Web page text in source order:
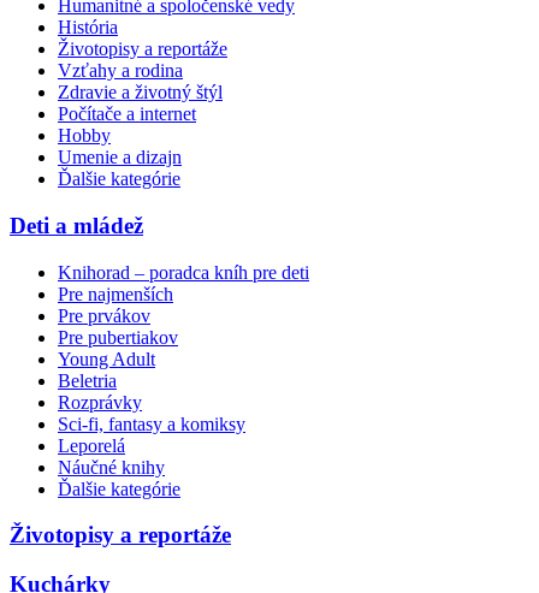
Humanitné a spoločenské vedy
História
Životopisy a reportáže
Vzťahy a rodina
Zdravie a životný štýl
Počítače a internet
Hobby
Umenie a dizajn
Ďalšie kategórie
Deti a mládež
Knihorad – poradca kníh pre deti
Pre najmenších
Pre prvákov
Pre pubertiakov
Young Adult
Beletria
Rozprávky
Sci-fi, fantasy a komiksy
Leporelá
Náučné knihy
Ďalšie kategórie
Životopisy a reportáže
Kuchárky